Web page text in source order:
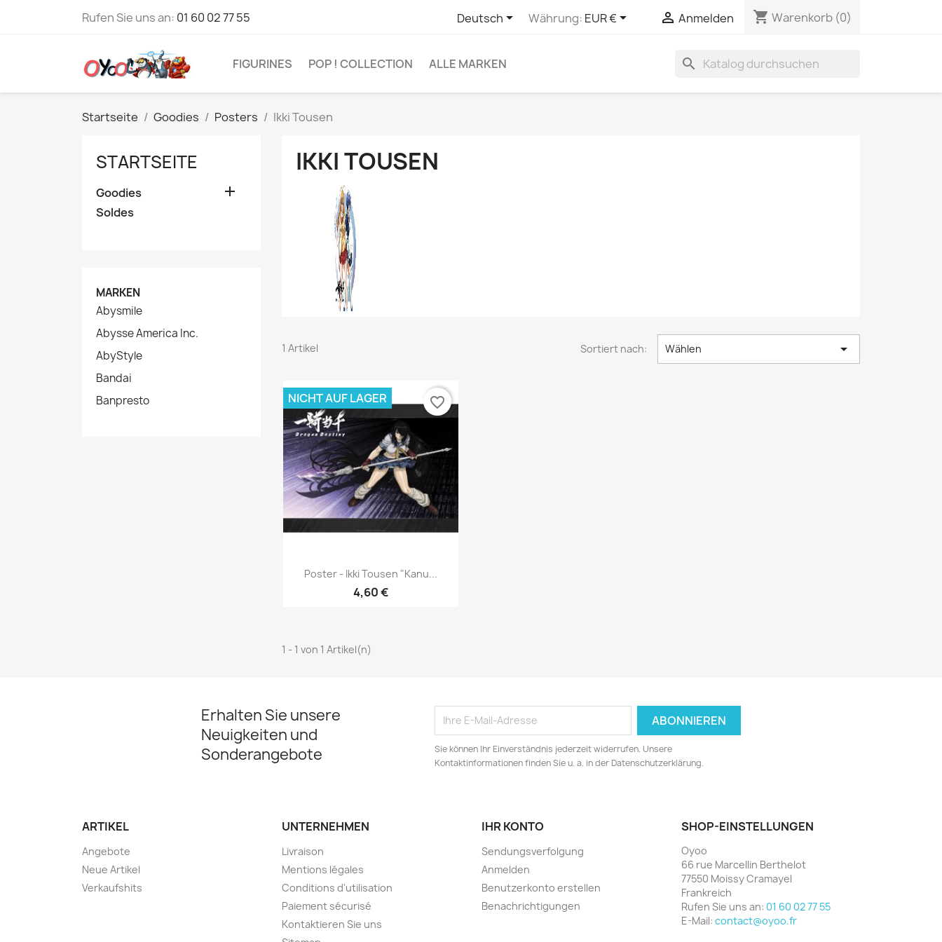
Rufen Sie uns an: 01 60 02 77 55 Deutsch Währung: EUR €  Anmelden shopping_cart Warenkorb (0)
FIGURINES POP ! COLLECTION ALLE MARKEN search
Startseite Goodies Posters Ikki Tousen
STARTSEITE
Goodies 
Soldes
MARKEN
Abysmile
Abysse America Inc.
AbyStyle
Bandai
Banpresto
IKKI TOUSEN
1 Artikel Sortiert nach: Wählen 
Vorschau
Poster - Ikki Tousen "Kanu...
4,60 €
NICHT AUF LAGER favorite_border
1 - 1 von 1 Artikel(n)
Erhalten Sie unsere
Neuigkeiten und
Sonderangebote
Sie können Ihr Einverständnis jederzeit widerrufen. Unsere
Kontaktinformationen finden Sie u. a. in der Datenschutzerklärung.
ARTIKEL
Angebote
Neue Artikel
Verkaufshits
UNTERNEHMEN
Livraison
Mentions légales
Conditions d'utilisation
Paiement sécurisé
Kontaktieren Sie uns
IHR KONTO
Sendungsverfolgung
Anmelden
Benutzerkonto erstellen
Benachrichtigungen
SHOP-EINSTELLUNGEN
Oyoo
66 rue Marcellin Berthelot
77550 Moissy Cramayel
Frankreich
Rufen Sie uns an: 01 60 02 77 55
E-Mail: contact@oyoo.fr